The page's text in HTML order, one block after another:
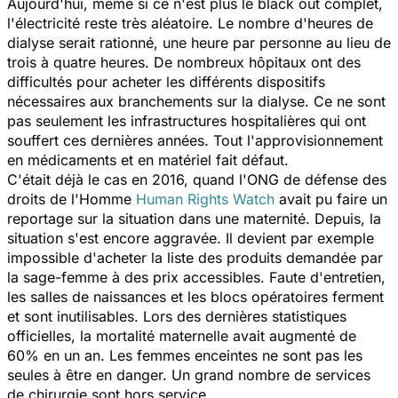
l'électricité reste très aléatoire. Le nombre d'heures de
dialyse serait rationné, une heure par personne au lieu de
trois à quatre heures. De nombreux hôpitaux ont des
difficultés pour acheter les différents dispositifs
nécessaires aux branchements sur la dialyse. Ce ne sont
pas seulement les infrastructures hospitalières qui ont
souffert ces dernières années. Tout l'approvisionnement
en médicaments et en matériel fait défaut.
C'était déjà le cas en 2016, quand l'ONG de défense des
droits de l'Homme Human Rights Watch avait pu faire un
reportage sur la situation dans une maternité. Depuis, la
situation s'est encore aggravée. Il devient par exemple
impossible d'acheter la liste des produits demandée par
la sage-femme à des prix accessibles. Faute d'entretien,
les salles de naissances et les blocs opératoires ferment
et sont inutilisables. Lors des dernières statistiques
officielles, la mortalité maternelle avait augmenté de
60% en un an. Les femmes enceintes ne sont pas les
seules à être en danger. Un grand nombre de services
de chirurgie sont hors service.